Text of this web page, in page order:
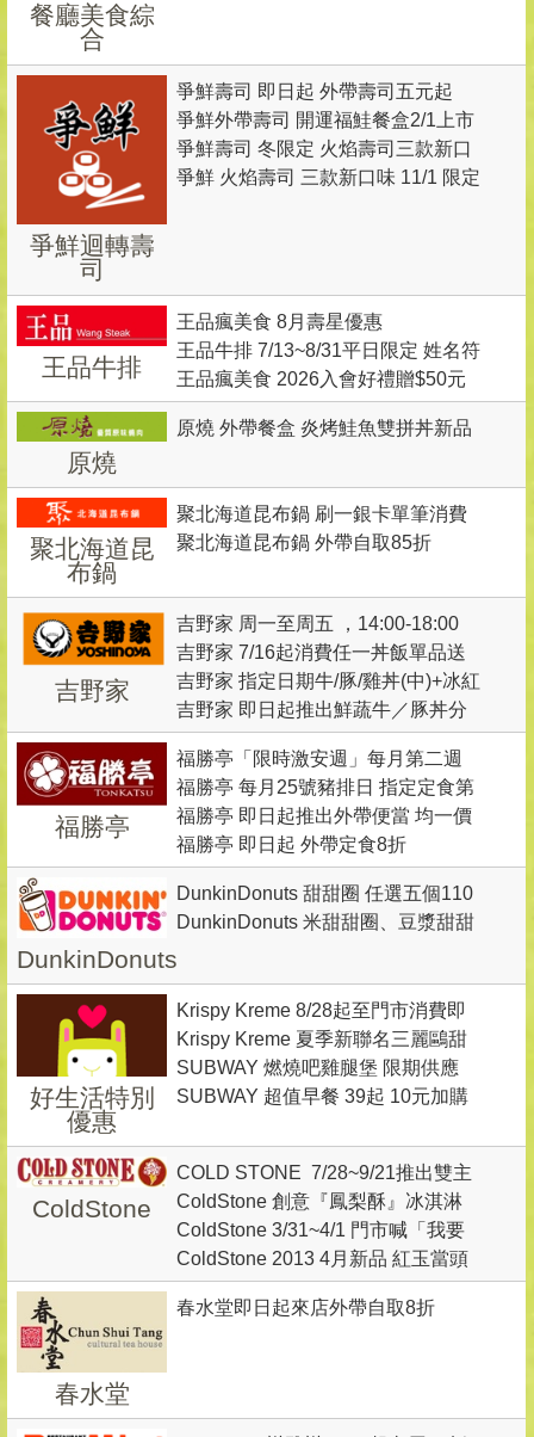
餐廳美食綜
合
爭鮮迴轉壽
司
爭鮮壽司 即日起 外帶壽司五元起
爭鮮外帶壽司 開運福鮭餐盒2/1上市
共四款 每份90元 買再送茶包
爭鮮壽司 冬限定 火焰壽司三款新口
味上市
爭鮮 火焰壽司 三款新口味 11/1 限定
王品牛排
王品瘋美食 8月壽星優惠
王品牛排 7/13~8/31平日限定 姓名符
合王或玉字邊任一字，內用2客套餐
贈「龍重雙饗：龍蝦・嫩煎龍虎
王品瘋美食 2026入會好禮贈$50元
原燒
原燒 外帶餐盒 炎烤鮭魚雙拼丼新品
聚北海道昆
布鍋
聚北海道昆布鍋 刷一銀卡單筆消費
滿1,500元享現折200元 （不累計折
聚北海道昆布鍋 外帶自取85折
吉野家
吉野家 周一至周五 ，14:00-18:00
憑在學學生證或制服， 點購小牛/豚
丼+巧克力風味鬆餅+檸檬風味紅茶
(S) 優惠價100元
吉野家 7/16起消費任一丼飯單品送
漬物3選1加檸檬紅茶(L)，送完即
止。
吉野家 指定日期牛/豚/雞丼(中)+冰紅
茶(S)優惠111元
吉野家 即日起推出鮮蔬牛／豚丼分
福勝亭
福勝亭「限時激安週」每月第二週
限時優惠：8/3~8/9 和風咖哩雞肉定
食、開運豬排定食特價$199
福勝亭 每月25號豬排日 指定定食第
二件半價
福勝亭 即日起推出外帶便當 均一價
100元
福勝亭 即日起 外帶定食8折
DunkinDonuts
DunkinDonuts 甜甜圈 任選五個110
DunkinDonuts 米甜甜圈、豆漿甜甜
好生活特別
優惠
Krispy Kreme 8/28起至門市消費即
贈OREO筆記本
Krispy Kreme 夏季新聯名三麗鷗甜
甜圈
SUBWAY 燃燒吧雞腿堡 限期供應
+10元多熱茶/湯/咖啡
SUBWAY 超值早餐 39起 10元加購
ColdStone
COLD STONE 7/28~9/21推出雙主
打新品冰淇淋「萄汽小蜜糖」&「水
蜜桃伯爵」
ColdStone 創意『鳳梨酥』冰淇淋
風味及超人氣紫色旋風『巨峰葡萄
冰淇淋』新上市
ColdStone 3/31~4/1 門市喊「我要
挑戰Fool’s Party」可參加抽獎
ColdStone 2013 4月新品 紅玉當頭
春水堂
春水堂即日起來店外帶自取8折